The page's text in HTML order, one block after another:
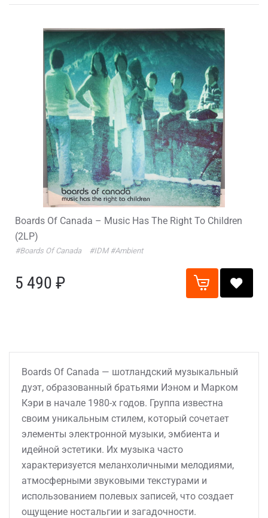
Boards Of Canada – Music Has The Right To Children
(2LP)
#Boards Of Canada #IDM #Ambient
5 490 ₽
Boards Of Canada — шотландский музыкальный
дуэт, образованный братьями Иэном и Марком
Кэри в начале 1980-х годов. Группа известна
своим уникальным стилем, который сочетает
элементы электронной музыки, эмбиента и
идейной эстетики. Их музыка часто
характеризуется меланхоличными мелодиями,
атмосферными звуковыми текстурами и
использованием полевых записей, что создает
ощущение ностальгии и загадочности.